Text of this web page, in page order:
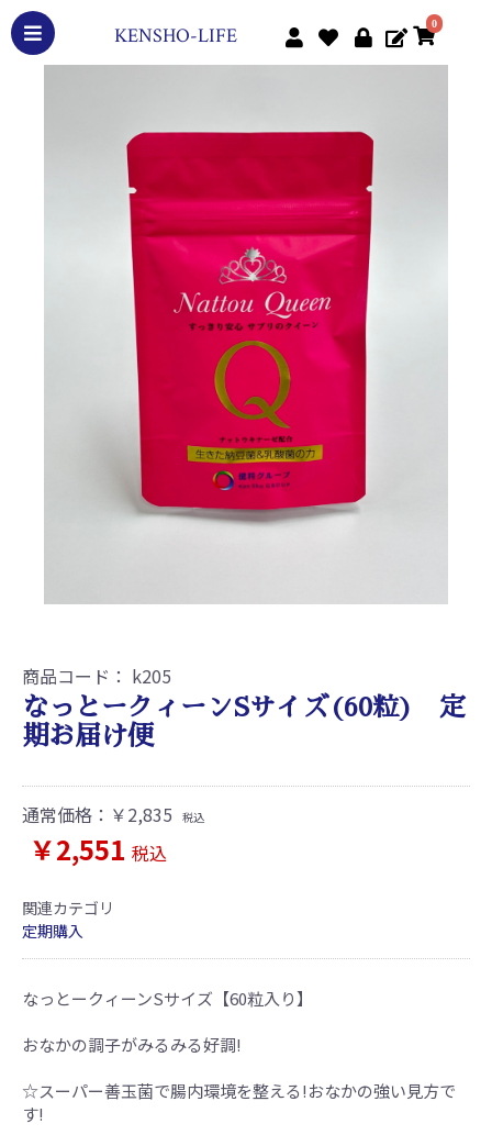
KENSHO-LIFE
0
商品コード： k205
なっとークィーンSサイズ(60粒) 定
期お届け便
通常価格： ￥2,835 税込
￥2,551 税込
関連カテゴリ
定期購入
なっとークィーンSサイズ【60粒入り】
おなかの調子がみるみる好調!
☆スーパー善玉菌で腸内環境を整える!おなかの強い見方で
す!